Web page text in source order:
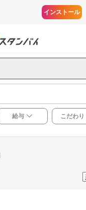
インストール
給与 こだわり